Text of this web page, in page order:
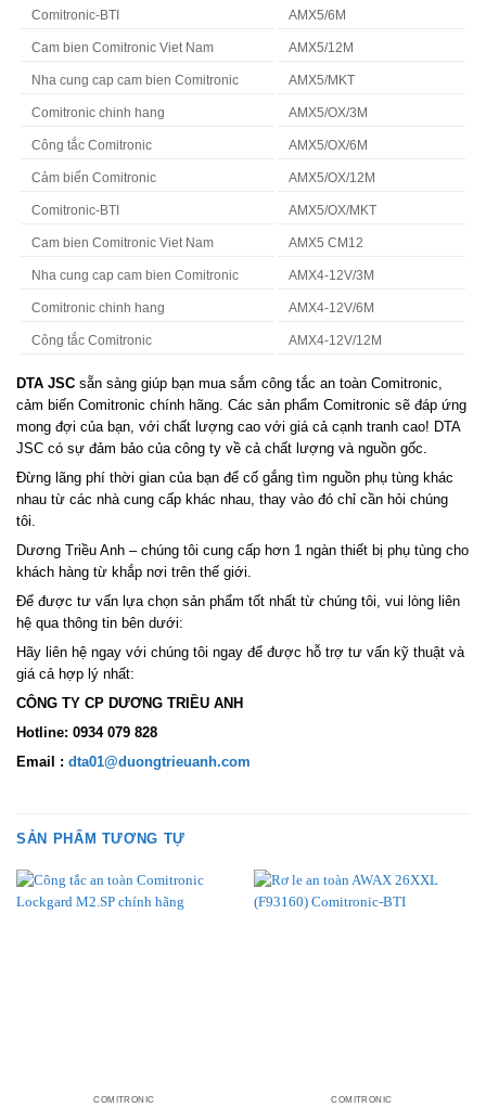
Comitronic-BTI AMX5/6M
Cam bien Comitronic Viet Nam AMX5/12M
Nha cung cap cam bien Comitronic AMX5/MKT
Comitronic chinh hang AMX5/OX/3M
Công tắc Comitronic AMX5/OX/6M
Cảm biến Comitronic AMX5/OX/12M
Comitronic-BTI AMX5/OX/MKT
Cam bien Comitronic Viet Nam AMX5 CM12
Nha cung cap cam bien Comitronic AMX4-12V/3M
Comitronic chinh hang AMX4-12V/6M
Công tắc Comitronic AMX4-12V/12M
DTA JSC sẵn sàng giúp bạn mua sắm công tắc an toàn Comitronic,
cảm biến Comitronic chính hãng. Các sản phẩm Comitronic sẽ đáp ứng
mong đợi của bạn, với chất lượng cao với giá cả cạnh tranh cao! DTA
JSC có sự đảm bảo của công ty về cả chất lượng và nguồn gốc.
Đừng lãng phí thời gian của bạn để cố gắng tìm nguồn phụ tùng khác
nhau từ các nhà cung cấp khác nhau, thay vào đó chỉ cần hỏi chúng
tôi.
Dương Triều Anh – chúng tôi cung cấp hơn 1 ngàn thiết bị phụ tùng cho
khách hàng từ khắp nơi trên thế giới.
Để được tư vấn lựa chọn sản phẩm tốt nhất từ chúng tôi, vui lòng liên
hệ qua thông tin bên dưới:
Hãy liên hệ ngay với chúng tôi ngay để được hỗ trợ tư vấn kỹ thuật và
giá cả hợp lý nhất:
CÔNG TY CP DƯƠNG TRIỀU ANH
Hotline: 0934 079 828
Email : dta01@duongtrieuanh.com
SẢN PHẨM TƯƠNG TỰ
COMITRONIC COMITRONIC